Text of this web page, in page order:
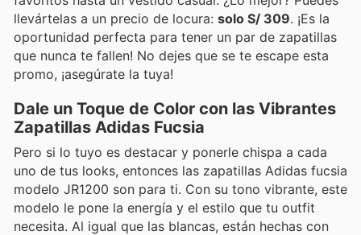
llevártelas a un precio de locura: solo S/ 309. ¡Es la
oportunidad perfecta para tener un par de zapatillas
que nunca te fallen! No dejes que se te escape esta
promo, ¡asegúrate la tuya!
Dale un Toque de Color con las Vibrantes
Zapatillas Adidas Fucsia
Pero si lo tuyo es destacar y ponerle chispa a cada
uno de tus looks, entonces las zapatillas Adidas fucsia
modelo JR1200 son para ti. Con su tono vibrante, este
modelo le pone la energía y el estilo que tu outfit
necesita. Al igual que las blancas, están hechas con